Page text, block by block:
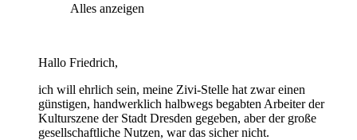
Alles anzeigen
Hallo Friedrich,
ich will ehrlich sein, meine Zivi-Stelle hat zwar einen
günstigen, handwerklich halbwegs begabten Arbeiter der
Kulturszene der Stadt Dresden gegeben, aber der große
gesellschaftliche Nutzen, war das sicher nicht.